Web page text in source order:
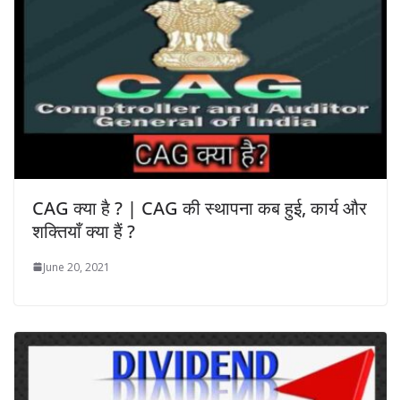
CAG क्या है ? | CAG की स्थापना कब हुई, कार्य और
शक्तियाँ क्या हैं ?
June 20, 2021